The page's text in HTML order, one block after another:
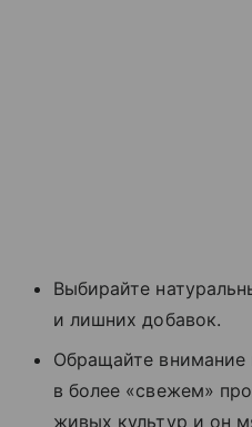
Выбирайте
и лишних добавок.
Обращайте внимание
в более «свежем»
живых культур и он